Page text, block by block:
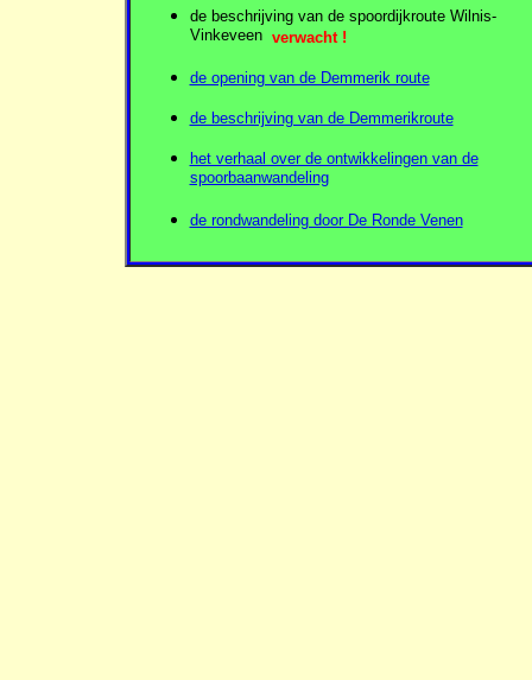
de beschrijving van de spoordijkroute Wilnis-
Vinkeveen verwacht !
de opening van de Demmerik route
de beschrijving van de Demmerikroute
het verhaal over de ontwikkelingen van de
spoorbaanwandeling
de rondwandeling door De Ronde Venen